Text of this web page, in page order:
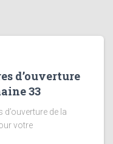
d’ouverture
33
de la
votre